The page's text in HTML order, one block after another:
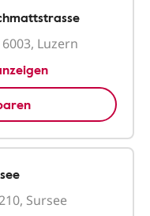
Luzern
Sursee